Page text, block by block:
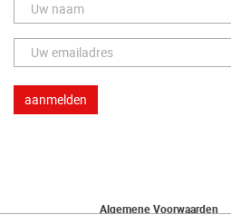
Algemene Voorwaarden